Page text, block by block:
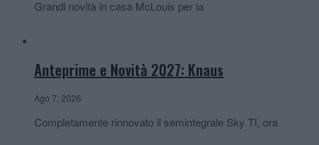
Grandi novità in casa McLouis per la
Anteprime e Novità 2027: Knaus
Ago 7, 2026
Completamente rinnovato il semintegrale Sky TI, ora